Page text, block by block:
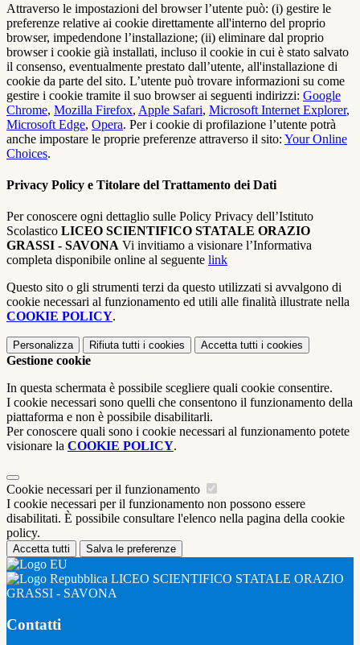
Attraverso le impostazioni del browser l’utente può: (i) gestire le
preferenze relative ai cookie direttamente all'interno del proprio
browser, impedendone l’installazione; (ii) eliminare dal proprio
browser i cookie già installati, incluso il cookie in cui è stato salvato
il consenso, eventualmente prestato dall’utente, all'installazione di
cookie da parte del sito. L’utente può trovare informazioni su come
gestire i cookie tramite il suo browser ai seguenti indirizzi: Google
Chrome, Mozilla Firefox, Apple Safari, Microsoft Internet Explorer,
Microsoft Edge, Opera. Per i cookie di profilazione l’utente potrà
anche impostare le proprie preferenze attraverso il sito: Your Online
Choices.
Privacy Policy e Titolare del Trattamento dei Dati
Per conoscere ogni dettaglio sulle Policy Privacy dell’Istituto
Scolastico LICEO SCIENTIFICO STATALE ORAZIO
GRASSI - SAVONA Vi invitiamo a visionare l’Informativa
completa disponibile online al seguente link
Questo sito o gli strumenti terzi da questo utilizzati si avvalgono di
cookie necessari al funzionamento ed utili alle finalità illustrate nella
COOKIE POLICY.
Personalizza Rifiuta tutti i cookies Accetta tutti i cookies
Gestione cookie
In questa schermata è possibile scegliere quali cookie consentire.
I cookie necessari sono quelli che consentono il funzionamento della
piattaforma e non è possibile disabilitarli.
Per conoscere quali sono i cookie necessari al funzionamento potete
visionare la COOKIE POLICY.
Cookie necessari per il funzionamento
I cookie necessari per il funzionamento non possono essere
disabilitati. È possibile consultare l'elenco nella pagina della cookie
policy.
Accetta tutti Salva le preferenze
LICEO SCIENTIFICO STATALE ORAZIO
GRASSI - SAVONA
Contatti